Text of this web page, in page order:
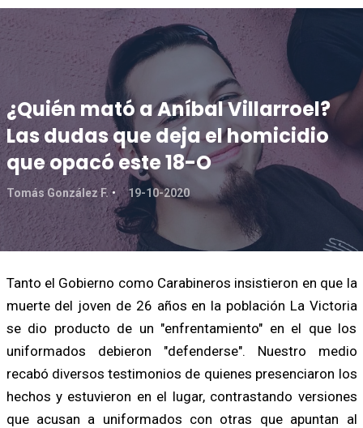
¿Quién mató a Aníbal Villarroel?
Las dudas que deja el homicidio
que opacó este 18-O
Tomás González F. 19-10-2020
Tanto el Gobierno como Carabineros insistieron en que la
muerte del joven de 26 años en la población La Victoria
se dio producto de un "enfrentamiento" en el que los
uniformados debieron "defenderse". Nuestro medio
recabó diversos testimonios de quienes presenciaron los
hechos y estuvieron en el lugar, contrastando versiones
que acusan a uniformados con otras que apuntan al